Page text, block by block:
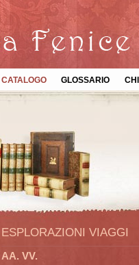
CATALOGO GLOSSARIO
ESPLORAZIONI VIAGGI
AA. VV.